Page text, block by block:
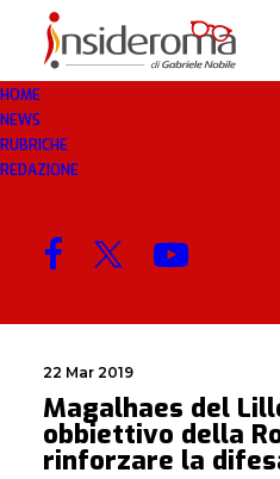
HOME
NEWS
RUBRICHE
REDAZIONE
OBBIETTIVO
MENU
22 Mar 2019
Magalhaes del
obbiettivo della
rinforzare la